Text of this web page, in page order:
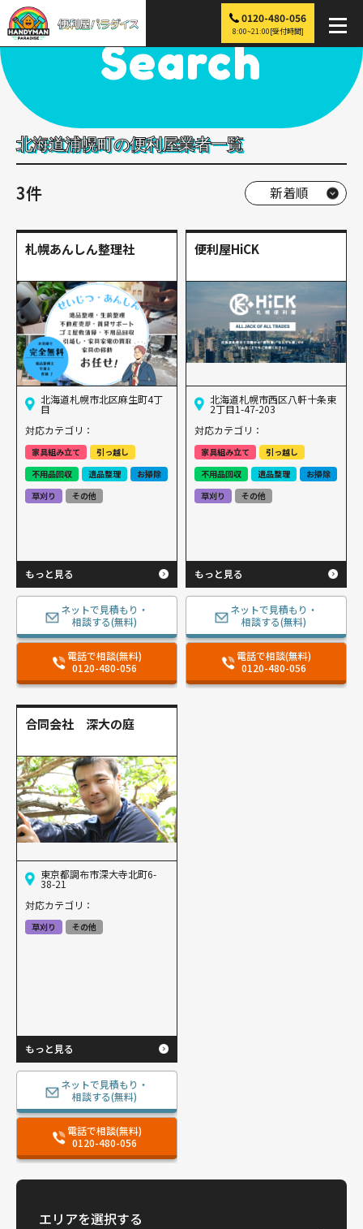
0120-480-056
8:00~21:00[受付時間]
便利屋パラダイス > 探す 浦幌町
Search
北海道浦幌町の便利屋業者一覧
3件
札幌あんしん整理社
北海道札幌市北区麻生町4丁
目
対応カテゴリ：
家具組み立て
引っ越し
不用品回収
遺品整理
お掃除
草刈り
その他
もっと見る
ネットで見積もり・
相談する(無料)
電話で相談(無料)
0120-480-056
便利屋HiCK
北海道札幌市西区八軒十条東
2丁目1-47-203
対応カテゴリ：
家具組み立て
引っ越し
不用品回収
遺品整理
お掃除
草刈り
その他
もっと見る
ネットで見積もり・
相談する(無料)
電話で相談(無料)
0120-480-056
合同会社 深大の庭
東京都調布市深大寺北町6-
38-21
対応カテゴリ：
草刈り その他
もっと見る
ネットで見積もり・
相談する(無料)
電話で相談(無料)
0120-480-056
エリアを選択する